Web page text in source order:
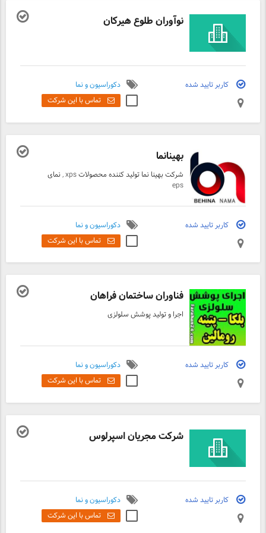
نوآوران طلوع هیرکان
کاربر تایید شده
دکوراسیون و نما
تماس با این شرکت
بهینانما
شرکت بهینا نما تولید کننده محصولات xps , نمای
eps
کاربر تایید شده
دکوراسیون و نما
تماس با این شرکت
فناوران ساختمان فراهان
اجرا و تولید پوشش سلولزی
کاربر تایید شده
دکوراسیون و نما
تماس با این شرکت
شرکت مجریان اسپرلوس
کاربر تایید شده
دکوراسیون و نما
تماس با این شرکت